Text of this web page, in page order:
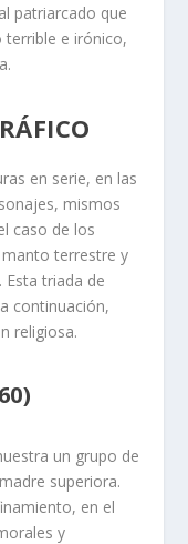
patriarcado que
terrible e irónico,
en serie, en las
mismos
caso de los
terrestre y
triada de
continuación,
religiosa.
un grupo de
superiora.
en el
y